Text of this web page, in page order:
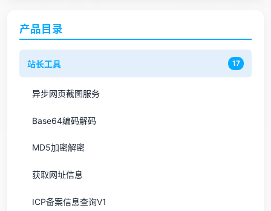
产品目录
站长工具 17
异步网页截图服务
Base64编码解码
MD5加密解密
获取网址信息
ICP备案信息查询V1